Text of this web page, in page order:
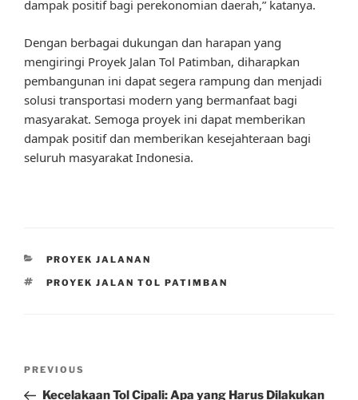
dampak positif bagi perekonomian daerah,” katanya.
Dengan berbagai dukungan dan harapan yang
mengiringi Proyek Jalan Tol Patimban, diharapkan
pembangunan ini dapat segera rampung dan menjadi
solusi transportasi modern yang bermanfaat bagi
masyarakat. Semoga proyek ini dapat memberikan
dampak positif dan memberikan kesejahteraan bagi
seluruh masyarakat Indonesia.
CATEGORIES
PROYEK JALANAN
TAGS
PROYEK JALAN TOL PATIMBAN
Previous
Post
PREVIOUS
Kecelakaan Tol Cipali: Apa yang Harus Dilakukan